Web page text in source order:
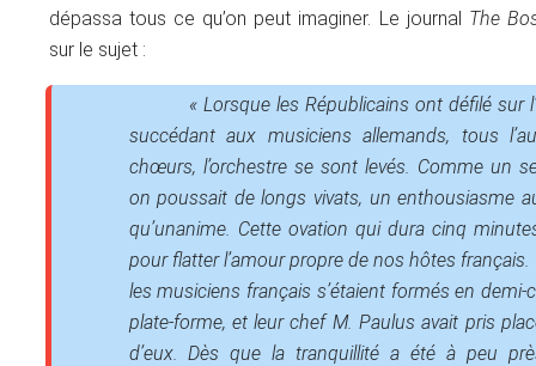
dépassa tous ce qu’on peut imaginer. Le journal The
sur le sujet :
« Lorsque les Républicains ont défilé sur
succédant aux musiciens allemands, tous
chœurs, l’orchestre se sont levés. Comme un
on poussait de longs vivats, un enthousiasme
qu’unanime. Cette ovation qui dura cinq
pour flatter l’amour propre de nos hôtes
les musiciens français s’étaient formés en demi-
plate-forme, et leur chef M. Paulus avait pris
d’eux. Dès que la tranquillité a été à peu